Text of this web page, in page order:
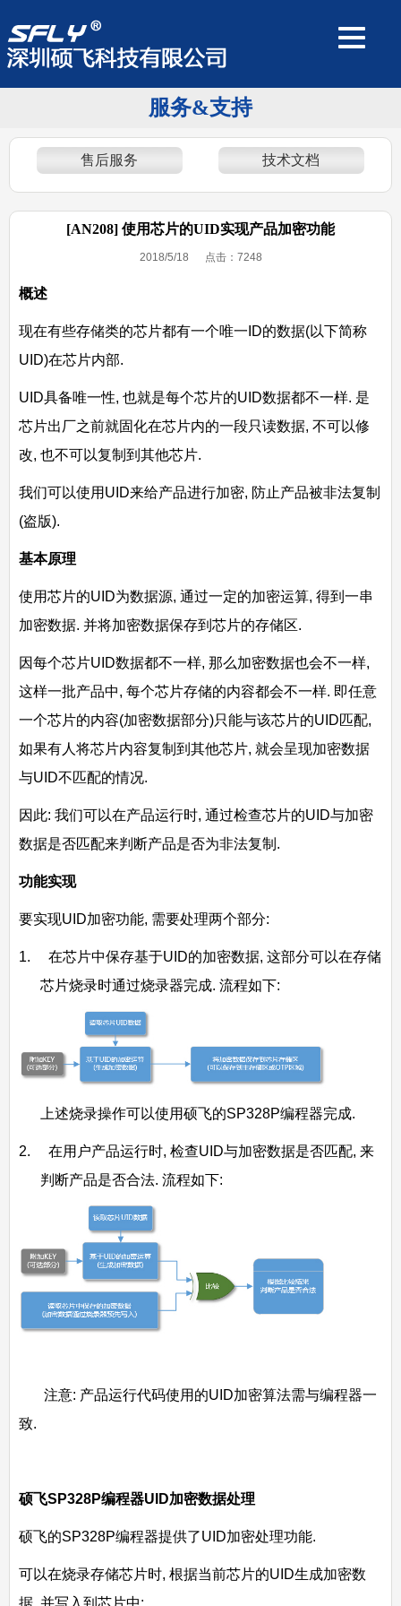
服务&支持
售后服务 技术文档
[AN208] 使用芯片的UID实现产品加密功能
2018/5/18 点击： 7248
概述
现在有些存储类的芯片都有一个唯一ID的数据(以下简称
UID)在芯片内部.
UID具备唯一性, 也就是每个芯片的UID数据都不一样. 是
芯片出厂之前就固化在芯片内的一段只读数据, 不可以修
改, 也不可以复制到其他芯片.
我们可以使用UID来给产品进行加密, 防止产品被非法复制
(盗版).
基本原理
使用芯片的UID为数据源, 通过一定的加密运算, 得到一串
加密数据. 并将加密数据保存到芯片的存储区.
因每个芯片UID数据都不一样, 那么加密数据也会不一样,
这样一批产品中, 每个芯片存储的内容都会不一样. 即任意
一个芯片的内容(加密数据部分)只能与该芯片的UID匹配,
如果有人将芯片内容复制到其他芯片, 就会呈现加密数据
与UID不匹配的情况.
因此: 我们可以在产品运行时, 通过检查芯片的UID与加密
数据是否匹配来判断产品是否为非法复制.
功能实现
要实现UID加密功能, 需要处理两个部分:
1. 在芯片中保存基于UID的加密数据, 这部分可以在存储
芯片烧录时通过烧录器完成. 流程如下:
上述烧录操作可以使用硕飞的SP328P编程器完成.
2. 在用户产品运行时, 检查UID与加密数据是否匹配, 来
判断产品是否合法. 流程如下:
注意: 产品运行代码使用的UID加密算法需与编程器一
致.
硕飞SP328P编程器UID加密数据处理
硕飞的SP328P编程器提供了UID加密处理功能.
可以在烧录存储芯片时, 根据当前芯片的UID生成加密数